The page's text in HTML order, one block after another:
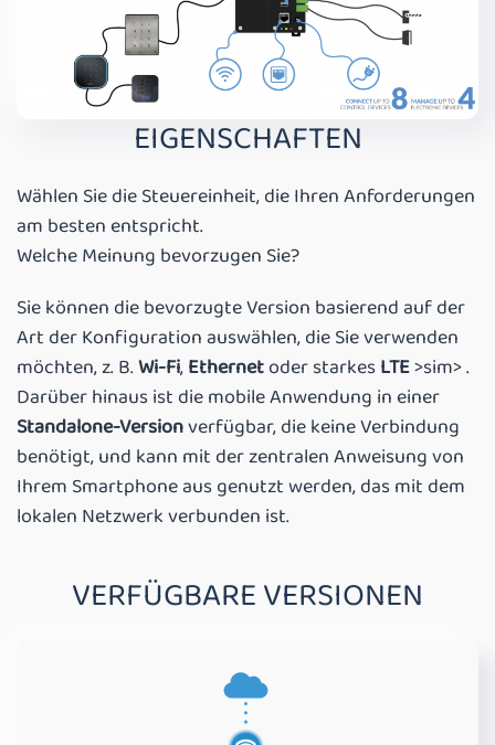
EIGENSCHAFTEN
Wählen Sie die Steuereinheit, die Ihren Anforderungen
am besten entspricht.
Welche Meinung bevorzugen Sie?
Sie können die bevorzugte Version basierend auf der
Art der Konfiguration auswählen, die Sie verwenden
möchten, z. B.Wi-Fi,Ethernetoder starkesLTE>sim> .
Darüber hinaus ist die mobile Anwendung in einer
Standalone-Versionverfügbar, die keine Verbindung
benötigt, und kann mit der zentralen Anweisung von
Ihrem Smartphone aus genutzt werden, das mit dem
lokalen Netzwerk verbunden ist.
VERFÜGBARE VERSIONEN